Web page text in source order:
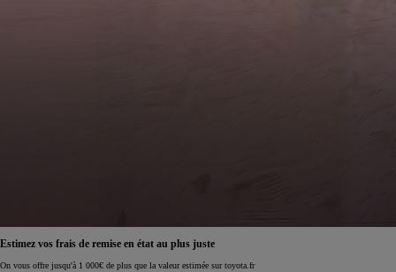
Réservez en ligne votre occasion pour 1€ seulement
Réservez en ligne